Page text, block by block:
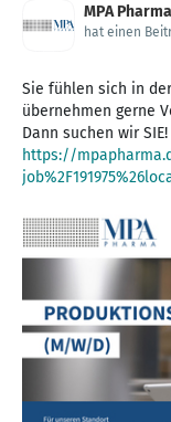
MPA
hat einen
Sie fühlen sich in
übernehmen gerne
https://